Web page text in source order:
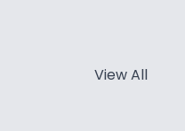
View All